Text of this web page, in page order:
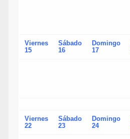
Viernes
15
Sábado
16
Domingo
17
Viernes
22
Sábado
23
Domingo
24